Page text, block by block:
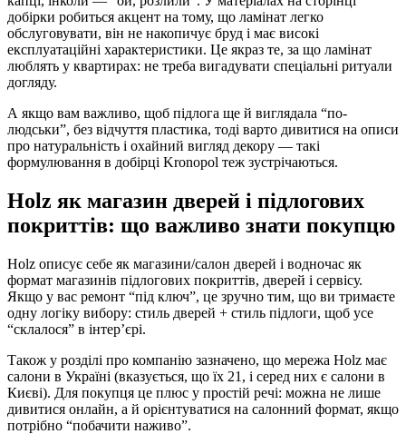
добірки робиться акцент на тому, що ламінат легко
обслуговувати, він не накопичує бруд і має високі
експлуатаційні характеристики. Це якраз те, за що ламінат
люблять у квартирах: не треба вигадувати спеціальні ритуали
догляду.
А якщо вам важливо, щоб підлога ще й виглядала “по-
людськи”, без відчуття пластика, тоді варто дивитися на описи
про натуральність і охайний вигляд декору — такі
формулювання в добірці Kronopol теж зустрічаються.
Holz як магазин дверей і підлогових
покриттів: що важливо знати покупцю
Holz описує себе як магазини/салон дверей і водночас як
формат магазинів підлогових покриттів, дверей і сервісу.
Якщо у вас ремонт “під ключ”, це зручно тим, що ви тримаєте
одну логіку вибору: стиль дверей + стиль підлоги, щоб усе
“склалося” в інтер’єрі.
Також у розділі про компанію зазначено, що мережа Holz має
салони в Україні (вказується, що їх 21, і серед них є салони в
Києві). Для покупця це плюс у простій речі: можна не лише
дивитися онлайн, а й орієнтуватися на салонний формат, якщо
потрібно “побачити наживо”.